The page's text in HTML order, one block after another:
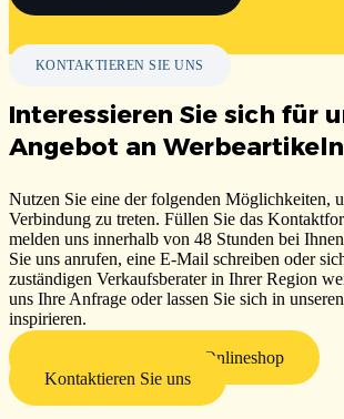
KONTAKTIEREN SIE UNS
Interessieren Sie sich für
Angebot an
Nutzen Sie eine der folgenden Möglichkeiten,
Verbindung zu treten. Füllen Sie das
melden uns innerhalb von 48 Stunden bei
Sie uns anrufen, eine E-Mail schreiben oder
zuständigen Verkaufsberater in Ihrer Region
uns Ihre Anfrage oder lassen Sie sich in
inspirieren.
Besuchen Sie unseren Onlineshop
Kontaktieren Sie uns